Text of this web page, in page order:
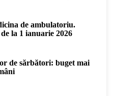
de ambulatoriu.
la 1 ianuarie 2026
de sărbători: buget mai